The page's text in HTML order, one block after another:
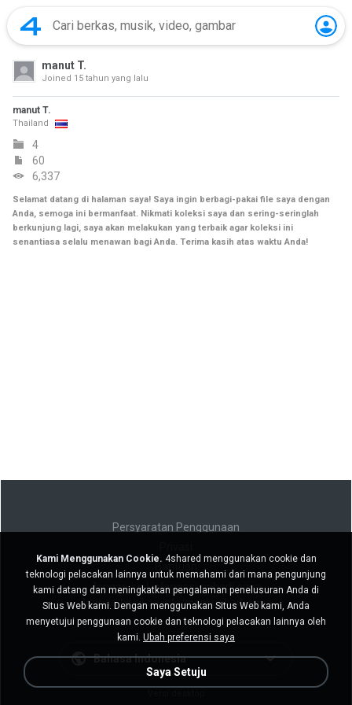
manut T.
Joined 15 tahun yang lalu
manut T.
Thailand
4
60
6,337
Selamat datang di halaman saya! Saya ingin berbagi-pakai file saya dengan
Anda, semoga ini bermanfaat. Nikmati koleksi saya dan sering-seringlah
berkunjung lagi, saya akan melakukan yang terbaik agar koleksi ini
senantiasa selalu menawan bagi Anda. Terima kasih atas waktu Anda!
Persyaratan Penggunaan
Jangan jual informasi pribadi saya
Jangan bagikan informasi pribadi saya
Bahasa Indonesia
Kami Menggunakan Cookie. 4shared menggunakan cookie dan
teknologi pelacakan lainnya untuk memahami dari mana pengunjung
kami datang dan meningkatkan pengalaman penelusuran Anda di
Situs Web kami. Dengan menggunakan Situs Web kami, Anda
menyetujui penggunaan cookie dan teknologi pelacakan lainnya oleh
kami. Ubah preferensi saya
Saya Setuju